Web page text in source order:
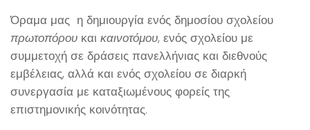
Όραμα μας η δημιουργία ενός δημοσίου σχολείου
πρωτοπόρου και καινοτόμου, ενός σχολείου με
συμμετοχή σε δράσεις πανελλήνιας και διεθνούς
εμβέλειας, αλλά και ενός σχολείου σε διαρκή
συνεργασία με καταξιωμένους φορείς της
επιστημονικής κοινότητας.